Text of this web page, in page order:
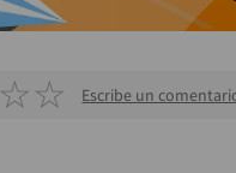
☆☆ Escribe un